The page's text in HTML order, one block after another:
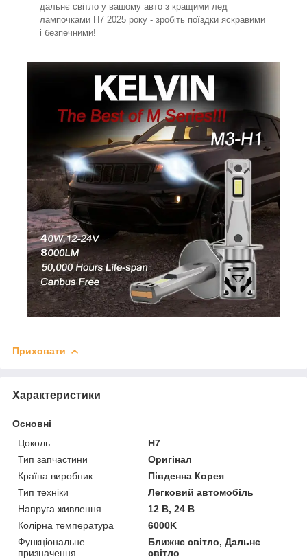
дальнє світло у вашому авто з кращими лед
лампочками H7 2025 року - зробіть поїздки яскравими
і безпечними!
Приховати
Характеристики
Основні
Цоколь
H7
Тип запчастини
Оригінал
Країна виробник
Південна Корея
Тип техніки
Легковий автомобіль
Напруга живлення
12 В, 24 В
Колірна температура
6000K
Функціональне
призначення
Ближнє світло, Дальнє
світло